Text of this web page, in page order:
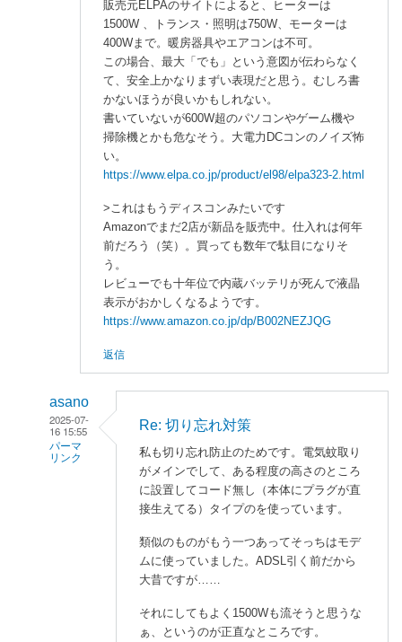
販売元ELPAのサイトによると、ヒーターは
1500W 、トランス・照明は750W、モーターは
400Wまで。暖房器具やエアコンは不可。
この場合、最大「でも」という意図が伝わらなく
て、安全上かなりまずい表現だと思う。むしろ書
かないほうが良いかもしれない。
書いていないが600W超のパソコンやゲーム機や
掃除機とかも危なそう。大電力DCコンのノイズ怖
い。
https://www.elpa.co.jp/product/el98/elpa323-2.html
>これはもうディスコンみたいです
Amazonでまだ2店が新品を販売中。仕入れは何年
前だろう（笑）。買っても数年で駄目になりそ
う。
レビューでも十年位で内蔵バッテリが死んで液晶
表示がおかしくなるようです。
https://www.amazon.co.jp/dp/B002NEZJQG
返信
asano
2025-07-
16 15:55
パーマ
リンク
Re: 切り忘れ対策
私も切り忘れ防止のためです。電気蚊取り
がメインでして、ある程度の高さのところ
に設置してコード無し（本体にプラグが直
接生えてる）タイプのを使っています。
類似のものがもう一つあってそっちはモデ
ムに使っていました。ADSL引く前だから
大昔ですが……
それにしてもよく1500Wも流そうと思うな
ぁ、というのが正直なところです。